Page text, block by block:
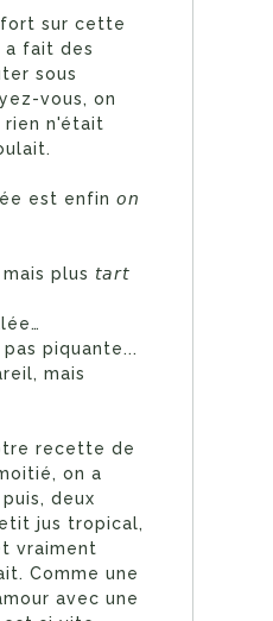
fort sur cette
a fait des
sous
vous, on
n'était
est enfin 𝘰𝘯
plus 𝘵𝘢𝘳𝘵
piquante...
mais
recette de
on a
deux
jus tropical,
vraiment
Comme une
avec une